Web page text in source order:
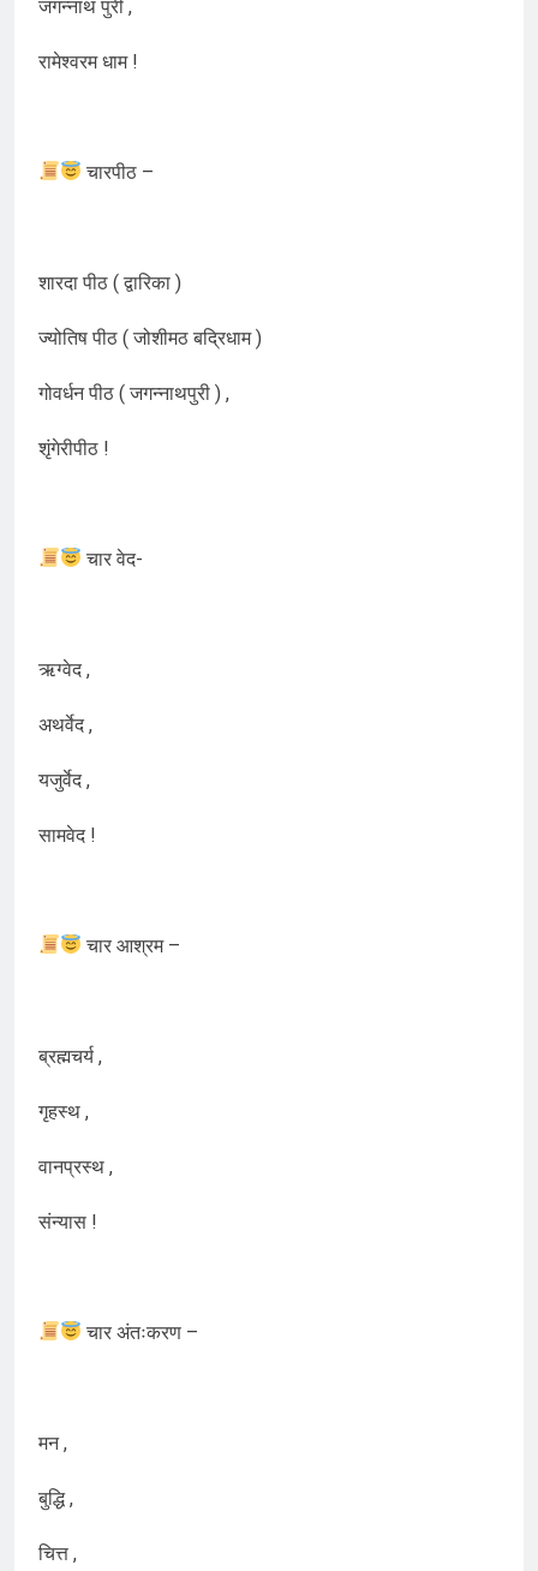
जगन्नाथ पुरी ,
रामेश्वरम धाम !
चारपीठ –
शारदा पीठ ( द्वारिका )
ज्योतिष पीठ ( जोशीमठ बद्रिधाम )
गोवर्धन पीठ ( जगन्नाथपुरी ) ,
शृंगेरीपीठ !
चार वेद-
ऋग्वेद ,
अथर्वेद ,
यजुर्वेद ,
सामवेद !
चार आश्रम –
ब्रह्मचर्य ,
गृहस्थ ,
वानप्रस्थ ,
संन्यास !
चार अंतःकरण –
मन ,
बुद्धि ,
चित्त ,